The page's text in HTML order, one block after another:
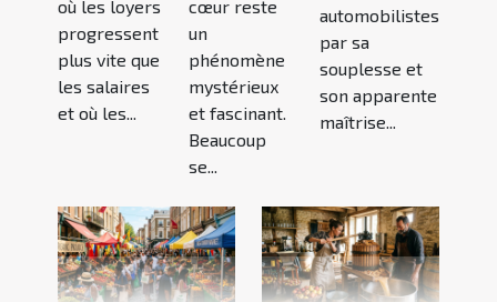
où les loyers
progressent
plus vite que
les salaires
et où les...
cœur reste
un
phénomène
mystérieux
et fascinant.
Beaucoup
se...
automobilistes
par sa
souplesse et
son apparente
maîtrise...